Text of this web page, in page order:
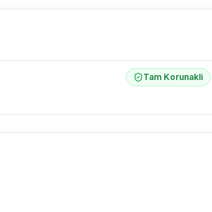
Tam Korunakli